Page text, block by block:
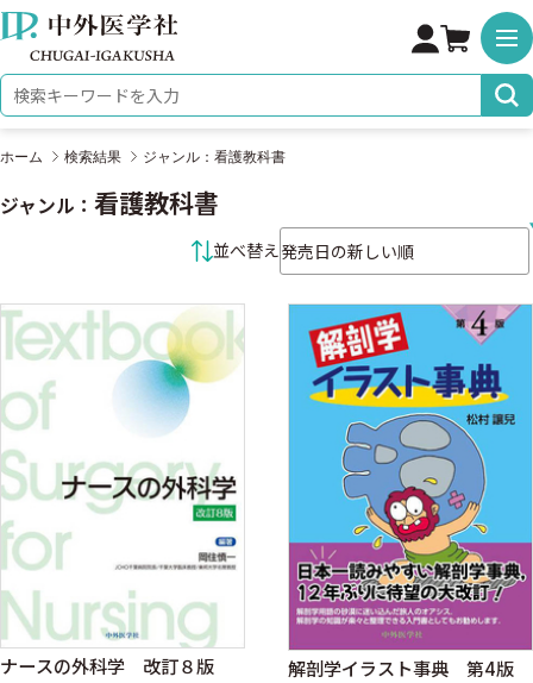
株式会社 中外医学社
検索キーワード
ホーム 検索結果 ジャンル：看護教科書
ジャンル： 看護教科書
並べ替え並べ替え条件
ナースの外科学 改訂８版 解剖学イラスト事典 第4版